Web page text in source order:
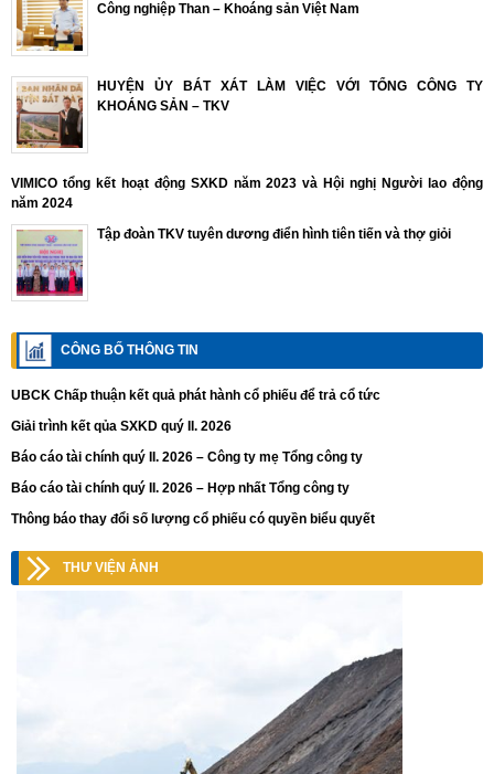
Công nghiệp Than – Khoáng sản Việt Nam
HUYỆN ỦY BÁT XÁT LÀM VIỆC VỚI TỔNG CÔNG TY
KHOÁNG SẢN – TKV
VIMICO tổng kết hoạt động SXKD năm 2023 và Hội nghị Người lao động
năm 2024
Tập đoàn TKV tuyên dương điển hình tiên tiến và thợ giỏi
CÔNG BỐ THÔNG TIN
UBCK Chấp thuận kết quả phát hành cổ phiếu để trả cổ tức
Giải trình kết qủa SXKD quý II. 2026
Báo cáo tài chính quý II. 2026 – Công ty mẹ Tổng công ty
Báo cáo tài chính quý II. 2026 – Hợp nhất Tổng công ty
Thông báo thay đổi số lượng cổ phiếu có quyền biểu quyết
THƯ VIỆN ẢNH